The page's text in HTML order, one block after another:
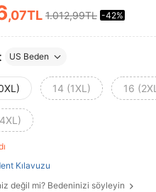
AND
,07TL 1.012,99TL -42%
US Beden
14 (1XL) 16
Kılavuzu
değil mi? Bedeninizi söyleyin